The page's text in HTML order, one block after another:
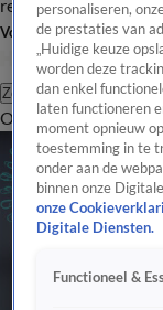
redactie
Volg Hart van Nederland
Zoeken
OverzichtRegio
personaliseren,
de prestaties van
„Huidige keuze
worden deze
dan enkel
laten functioneren
moment opnieuw
toestemming in te
onder aan de
binnen onze
onze
Digitale Diensten.
Functioneel &